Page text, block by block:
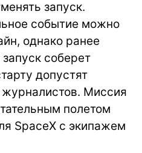
запуск.
событие можно
однако ранее
соберет
допустят
Миссия
полетом
SpaceX с экипажем